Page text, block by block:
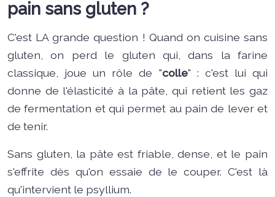
pain sans gluten ?
C'est LA grande question ! Quand on cuisine sans
gluten, on perd le gluten qui, dans la farine
classique, joue un rôle de "colle" : c'est lui qui
donne de l'élasticité à la pâte, qui retient les gaz
de fermentation et qui permet au pain de lever et
de tenir.
Sans gluten, la pâte est friable, dense, et le pain
s'effrite dès qu'on essaie de le couper. C'est là
qu'intervient le psyllium.